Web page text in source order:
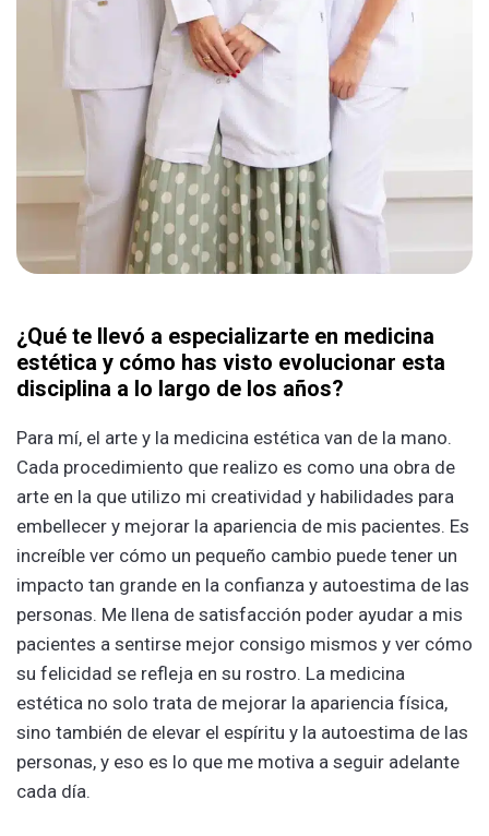
¿Qué te llevó a especializarte en medicina
estética y cómo has visto evolucionar esta
disciplina a lo largo de los años?
Para mí, el arte y la medicina estética van de la mano.
Cada procedimiento que realizo es como una obra de
arte en la que utilizo mi creatividad y habilidades para
embellecer y mejorar la apariencia de mis pacientes. Es
increíble ver cómo un pequeño cambio puede tener un
impacto tan grande en la confianza y autoestima de las
personas. Me llena de satisfacción poder ayudar a mis
pacientes a sentirse mejor consigo mismos y ver cómo
su felicidad se refleja en su rostro. La medicina
estética no solo trata de mejorar la apariencia física,
sino también de elevar el espíritu y la autoestima de las
personas, y eso es lo que me motiva a seguir adelante
cada día.